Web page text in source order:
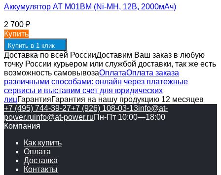
Аккумулятор AT M01BM (Ni-MH, 12В, 2000мАч)
2 700 ₽
Купить
Купить в 1 клик
Доставка по всей РоссииДоставим Ваш заказ в любую
точку России курьером или службой доставки, так же есть
возможность самовывозаОплатаОплата заказа
различными способами: онлайн через платежные
сервисы и выставим счет для юридических
лицГарантияГарантия на нашу продукцию 12 месяцев
+7 (495) 744-39-27+7 (926) 108-03-13info@at-
power.ruinfo@at-power.ruПн-Пт 10:00—18:00
Компания
Как купить
Оплата
Доставка
Контакты